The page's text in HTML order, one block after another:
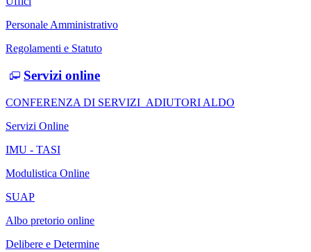
Personale Amministrativo
Regolamenti e Statuto
Servizi online
CONFERENZA DI SERVIZI_ADIUTORI ALDO
Servizi Online
IMU - TASI
Modulistica Online
SUAP
Albo pretorio online
Delibere e Determine